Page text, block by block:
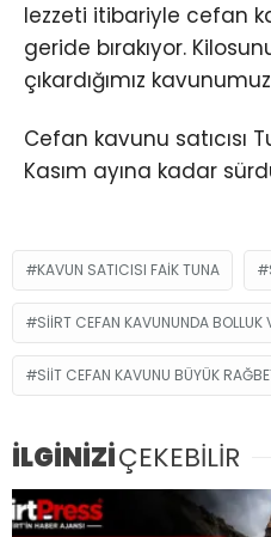
lezzeti itibariyle cefan
geride bırakıyor.
çıkardığımız
Cefan kavunu satıcısı
Kasım ayına kadar
KAVUN SATICISI FAIK TUNA
SIIRT CEFAN KAVUNUNDA BOLLUK
SIIT CEFAN KAVUNU BÜYÜK
İLGİNİZİÇEKEBİLİR